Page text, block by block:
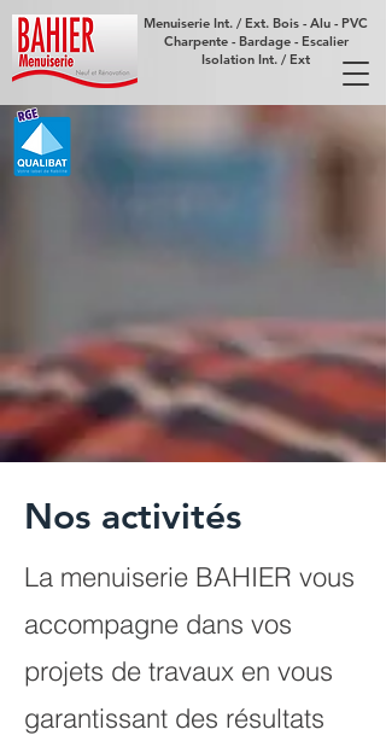
Menuiserie Int. / Ext. Bois - Alu - PVC
Charpente - Bardage - Escalier
Isolation Int. / Ext
Nos activités
La menuiserie BAHIER vous
accompagne dans vos
projets de travaux en vous
garantissant des résultats